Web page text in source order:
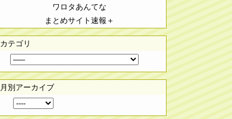
ワロタあんてな
まとめサイト速報＋
カテゴリ
月別アーカイブ